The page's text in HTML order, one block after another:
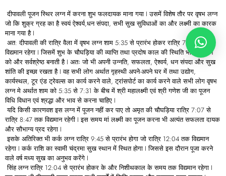
दीपावली पूजन स्थिर लग्न में करना शुभ फलदायक माना गया I उसमें विशेष तौर पर वृषभ लग्न
जो कि शुक्र ग्रह का है स्वयं ऐश्वर्य,धन संपदा, सभी सुख सुविधाओं का और लक्ष्मी का कारक
माना गया है I
अत: दीपावली की रात्रि वैला में वृषभ लग्न शाम 5:35 से प्रारंभ होकर रात्रि 7:31 तक
विद्यमान रहेगा I जिसमें शुभ के चौघड़िया की व्याप्ति तथा प्रदोष काल की स्थिति भी इस लग्न
को और सर्वश्रेष्ठ बनाती है I अतः जो भी अपनी उन्नति, सफलता, ऐश्वर्य, धन संपदा और सुख
शांति की इच्छा रखता है I वह सभी लोग अर्थात गृहस्थी अपने-अपने घर में तथा उद्योग,
कार्यस्थल, टूर एंड ट्रेवल्स का कार्य करने वाले, ट्रांसपोर्ट का कार्य करने वाले सभी लोग वृषभ
लग्न मे अर्थात शाम को 5:35 से 7:31 के बीच में श्री महालक्ष्मी एवं श्री गणेश जी का पूजन
विधि विधान एवं श्रद्धा और भाव से करना चाहिए I
यदि किसी कारणवश इस लग्न में पूजन नहीं कर पाए तो अमृत की चौघड़िया रात्रि 7:07 से
रात्रि 8:47 तक विद्यमान रहेगी I इस समय मां लक्ष्मी का पूजन करना भी अत्यंत सफलता दायक
और सौभाग्य प्रद रहेगा I
इसके अतिरिक्त भी कर्क लग्न रात्रि 9:45 से प्रारंभ होगा जो रात्रि 12:04 तक विद्यमान
रहेगा I कर्क राशि का स्वामी चंद्रमा सुख स्थान में स्थित होगा I जिससे इस दौरान पूजा करने
वाले वर्ष मध्य सुख का अनुभव करेंगे I
सिंह लग्न रात्रि 12:04 से प्रारंभ होकर के और निशीथकाल के समय तक विद्यमान रहेगा I